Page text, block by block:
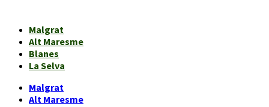
Malgrat
Alt Maresme
Blanes
La Selva
Malgrat
Alt Maresme